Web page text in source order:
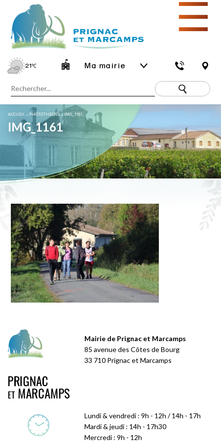
21℃ Ma mairie
☰
ACCUEIL » PHOTOTHÈQUE»IMG_1161
IMG_1161
Mairie de Prignac et Marcamps
85 avenue des Côtes de Bourg
33 710 Prignac et Marcamps
Lundi & vendredi : 9h - 12h / 14h - 17h
Mardi & jeudi : 14h - 17h30
Mercredi : 9h - 12h